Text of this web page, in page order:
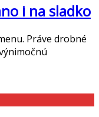
i na sladko
Práve drobné